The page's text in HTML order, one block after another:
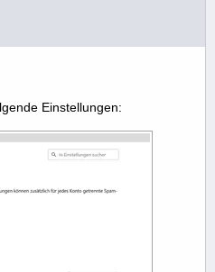
Einstellungen: